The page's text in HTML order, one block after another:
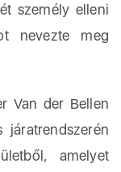
személy elleni
nevezte meg
Van der Bellen
amelyet